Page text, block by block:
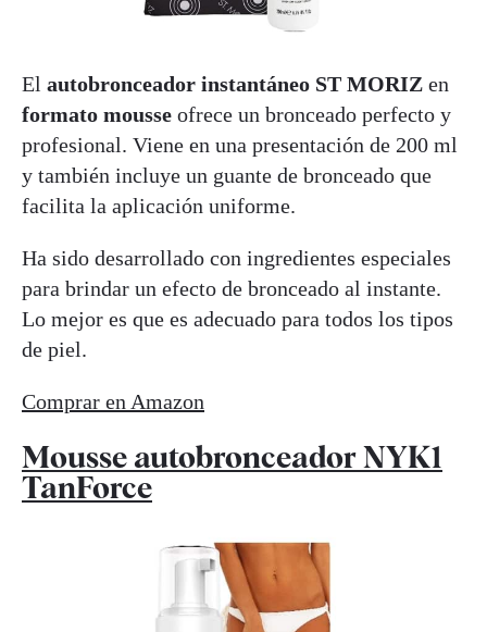
El autobronceador instantáneo ST MORIZ en
formato mousse ofrece un bronceado perfecto y
profesional. Viene en una presentación de 200 ml
y también incluye un guante de bronceado que
facilita la aplicación uniforme.
Ha sido desarrollado con ingredientes especiales
para brindar un efecto de bronceado al instante.
Lo mejor es que es adecuado para todos los tipos
de piel.
Comprar en Amazon
Mousse autobronceador NYK1
TanForce